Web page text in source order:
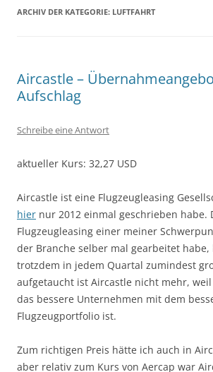
ARCHIV DER KATEGORIE: LUFTFAHRT
Aircastle –
Aufschlag
Schreibe eine Antwort
aktueller Kurs: 32,27 USD
Aircastle ist eine Flugzeugleasing
hier nur 2012 einmal geschrieben habe.
Flugzeugleasing einer meiner
der Branche selber mal gearbeitet habe,
trotzdem in jedem Quartal zumindest
aufgetaucht ist Aircastle nicht mehr,
das bessere Unternehmen mit dem
Flugzeugportfolio ist.
Zum richtigen Preis hätte ich auch in
aber relativ zum Kurs von Aercap war